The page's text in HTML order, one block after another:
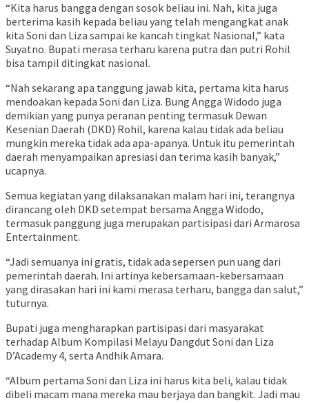
“Kita harus bangga dengan sosok beliau ini. Nah, kita juga
berterima kasih kepada beliau yang telah mengangkat anak
kita Soni dan Liza sampai ke kancah tingkat Nasional,” kata
Suyatno. Bupati merasa terharu karena putra dan putri Rohil
bisa tampil ditingkat nasional.
“Nah sekarang apa tanggung jawab kita, pertama kita harus
mendoakan kepada Soni dan Liza. Bung Angga Widodo juga
demikian yang punya peranan penting termasuk Dewan
Kesenian Daerah (DKD) Rohil, karena kalau tidak ada beliau
mungkin mereka tidak ada apa-apanya. Untuk itu pemerintah
daerah menyampaikan apresiasi dan terima kasih banyak,”
ucapnya.
Semua kegiatan yang dilaksanakan malam hari ini, terangnya
dirancang oleh DKD setempat bersama Angga Widodo,
termasuk panggung juga merupakan partisipasi dari Armarosa
Entertainment.
“Jadi semuanya ini gratis, tidak ada sepersen pun uang dari
pemerintah daerah. Ini artinya kebersamaan-kebersamaan
yang dirasakan hari ini kami merasa terharu, bangga dan salut,”
tuturnya.
Bupati juga mengharapkan partisipasi dari masyarakat
terhadap Album Kompilasi Melayu Dangdut Soni dan Liza
D’Academy 4, serta Andhik Amara.
“Album pertama Soni dan Liza ini harus kita beli, kalau tidak
dibeli macam mana mereka mau berjaya dan bangkit. Jadi mau